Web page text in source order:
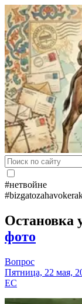
#нетвойне
Остановка
фото
Вопрос
Пятница, 22 мая,
EC